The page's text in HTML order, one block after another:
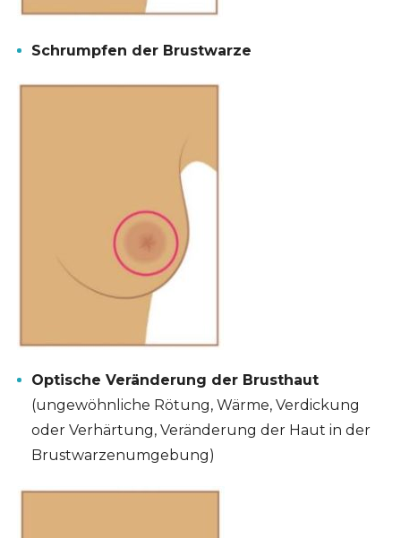
Schrumpfen der Brustwarze
Optische Veränderung der Brusthaut
(ungewöhnliche Rötung, Wärme, Verdickung
oder Verhärtung, Veränderung der Haut in der
Brustwarzenumgebung)